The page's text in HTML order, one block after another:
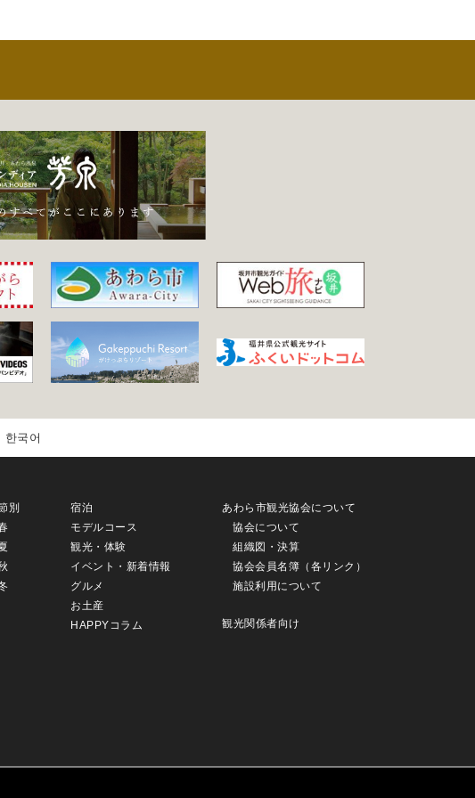
한국어
別
宿泊
モデルコース
観光・体験
イベント・新着情報
グルメ
お土産
HAPPYコラム
あわら市観光協会について
協会について
組織図・決算
協会会員名簿（各リンク）
施設利用について
観光関係者向け